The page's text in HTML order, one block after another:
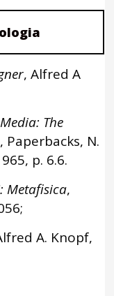
, Alfred A
The
Paperbacks, N.
p. 6.6.
Metafisica,
A. Knopf,